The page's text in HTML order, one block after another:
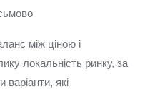
між ціною і
локальність ринку, за
які